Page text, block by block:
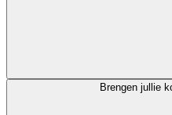
Brengen jullie